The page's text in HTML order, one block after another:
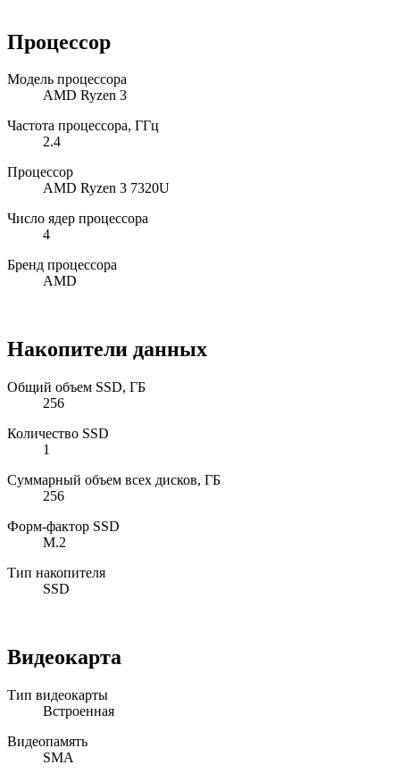
Процессор
Модель процессора
AMD Ryzen 3
Частота процессора, ГГц
2.4
Процессор
AMD Ryzen 3 7320U
Число ядер процессора
4
Бренд процессора
AMD
Накопители данных
Общий объем SSD, ГБ
256
Количество SSD
1
Суммарный объем всех дисков, ГБ
256
Форм-фактор SSD
M.2
Тип накопителя
SSD
Видеокарта
Тип видеокарты
Встроенная
Видеопамять
SMA